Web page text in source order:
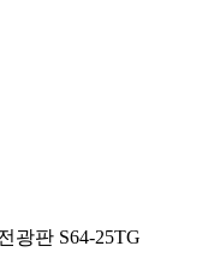
광판 S64-25TG